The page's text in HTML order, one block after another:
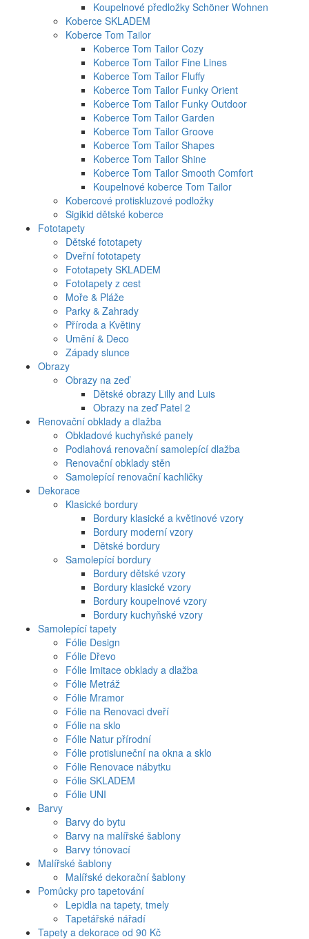
Koupelnové předložky Schöner Wohnen
Koberce SKLADEM
Koberce Tom Tailor
Koberce Tom Tailor Cozy
Koberce Tom Tailor Fine Lines
Koberce Tom Tailor Fluffy
Koberce Tom Tailor Funky Orient
Koberce Tom Tailor Funky Outdoor
Koberce Tom Tailor Garden
Koberce Tom Tailor Groove
Koberce Tom Tailor Shapes
Koberce Tom Tailor Shine
Koberce Tom Tailor Smooth Comfort
Koupelnové koberce Tom Tailor
Kobercové protiskluzové podložky
Sigikid dětské koberce
Fototapety
Dětské fototapety
Dveřní fototapety
Fototapety SKLADEM
Fototapety z cest
Moře & Pláže
Parky & Zahrady
Příroda a Květiny
Umění & Deco
Západy slunce
Obrazy
Obrazy na zeď
Dětské obrazy Lilly and Luis
Obrazy na zeď Patel 2
Renovační obklady a dlažba
Obkladové kuchyňské panely
Podlahová renovační samolepící dlažba
Renovační obklady stěn
Samolepící renovační kachličky
Dekorace
Klasické bordury
Bordury klasické a květinové vzory
Bordury moderní vzory
Dětské bordury
Samolepící bordury
Bordury dětské vzory
Bordury klasické vzory
Bordury koupelnové vzory
Bordury kuchyňské vzory
Samolepící tapety
Fólie Design
Fólie Dřevo
Fólie Imitace obklady a dlažba
Fólie Metráž
Fólie Mramor
Fólie na Renovaci dveří
Fólie na sklo
Fólie Natur přírodní
Fólie protisluneční na okna a sklo
Fólie Renovace nábytku
Fólie SKLADEM
Fólie UNI
Barvy
Barvy do bytu
Barvy na malířské šablony
Barvy tónovací
Malířské šablony
Malířské dekorační šablony
Pomůcky pro tapetování
Lepidla na tapety, tmely
Tapetářské nářadí
Tapety a dekorace od 90 Kč